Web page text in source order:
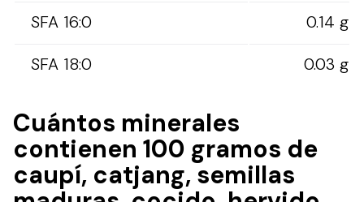
SFA 16:0
0.14 g
SFA 18:0
0.03 g
Cuántos minerales
contienen 100 gramos de
caupí, catjang, semillas